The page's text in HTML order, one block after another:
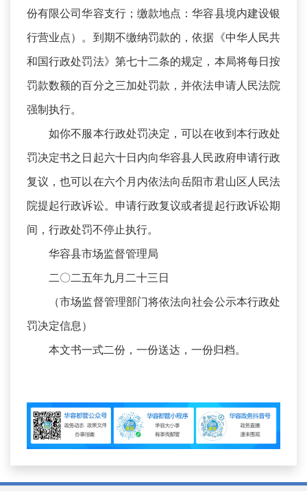
份有限公司华容支行；缴款地点：华容县境内建设银
行营业点）。到期不缴纳罚款的，依据《中华人民共
和国行政处罚法》第七十二条的规定，本局将每日按
罚款数额的百分之三加处罚款，并依法申请人民法院
强制执行。
如你不服本行政处罚决定，可以在收到本行政处
罚决定书之日起六十日内向华容县人民政府申请行政
复议，也可以在六个月内依法向岳阳市君山区人民法
院提起行政诉讼。申请行政复议或者提起行政诉讼期
间，行政处罚不停止执行。
华容县市场监督管理局
二〇二五年九月二十三日
（市场监督管理部门将依法向社会公示本行政处
罚决定信息）
本文书一式二份，一份送达，一份归档。